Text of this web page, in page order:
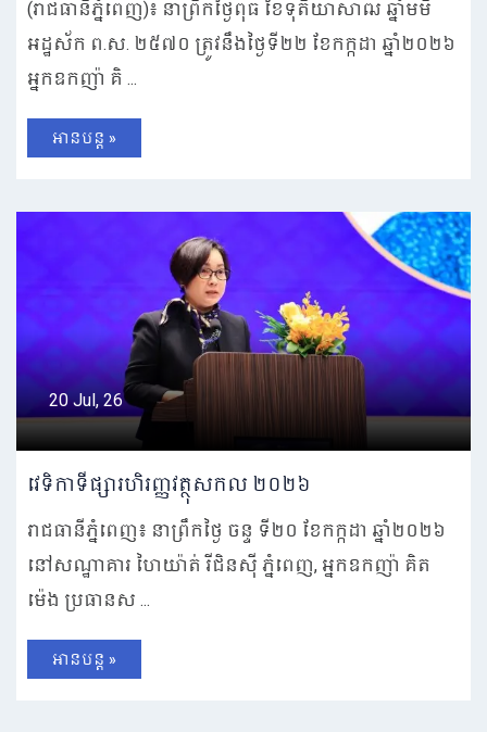
(រាជធានីភ្នំពេញ)៖ នាព្រឹកថ្ងៃពុធ ខែទុតិយាសាឍ ឆ្នាំមមី
អដ្ឋស័ក ព.ស. ២៥៧០ ត្រូវនឹងថ្ងៃទី២២ ខែកក្កដា ឆ្នាំ២០២៦
អ្នកឧកញ៉ា គិ ...
អានបន្ត »
20 Jul, 26
វេទិកាទីផ្សារហិរញ្ញវត្ថុសកល ២០២៦
រាជធានីភ្នំពេញ៖ នាព្រឹកថ្ងៃ ចន្ទ ទី២០ ខែកក្កដា ឆ្នាំ២០២៦
នៅសណ្ឋាគារ ហៃយ៉ាត់ រីជិនស៊ី ភ្នំពេញ, អ្នកឧកញ៉ា គិត
ម៉េង ប្រធានស ...
អានបន្ត »